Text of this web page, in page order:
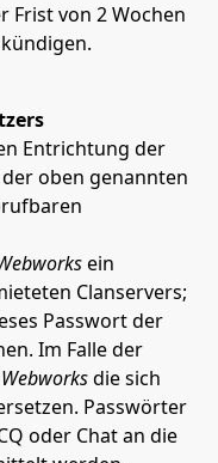
Frist von 2 Wochen
Entrichtung der
oben genannten
ein
Clanservers;
Passwort der
Im Falle der
Webworksdie sich
Passwörter
oder Chat an die